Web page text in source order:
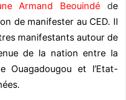
Armand Beouindé de
de manifester au CED. Il
manifestants autour de
de la nation entre la
Ouagadougou et l’Etat-